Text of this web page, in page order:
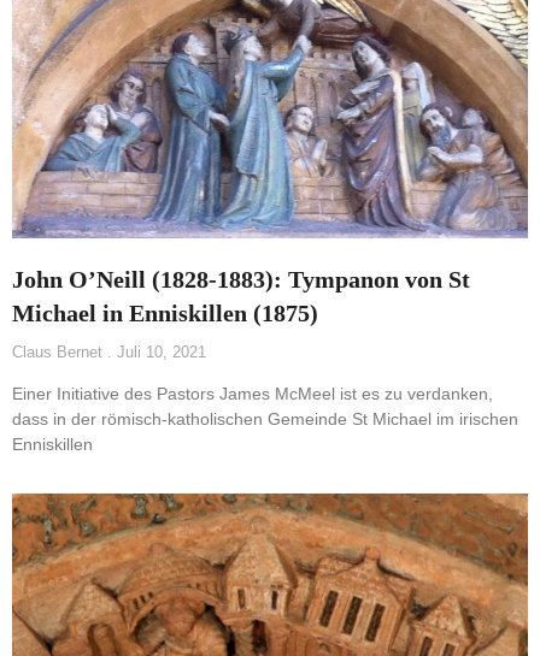
John O’Neill (1828-1883): Tympanon von St
Michael in Enniskillen (1875)
Claus Bernet Juli 10, 2021
Einer Initiative des Pastors James McMeel ist es zu verdanken,
dass in der römisch-katholischen Gemeinde St Michael im irischen
Enniskillen